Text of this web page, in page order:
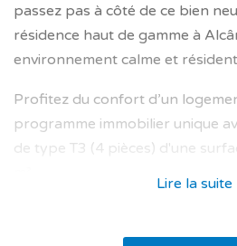
passez pas à côté de ce bien
résidence haut de gamme à
environnement calme et
Profitez du confort d’un
programme immobilier unique
de type T3 (4 pièces) d'une
au style moderne, dans une
Lire la suite